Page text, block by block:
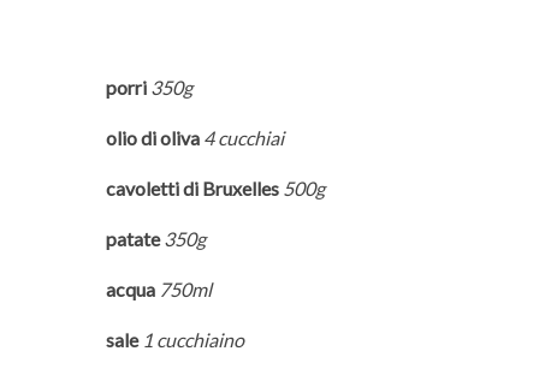
porri 350g
olio di oliva 4 cucchiai
cavoletti di Bruxelles 500g
patate 350g
acqua 750ml
sale 1 cucchiaino